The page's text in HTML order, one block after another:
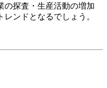
の探査・生産活動の増加
ンドとなるでしょう。